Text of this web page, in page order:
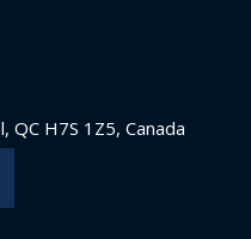
QC H7S 1Z5, Canada